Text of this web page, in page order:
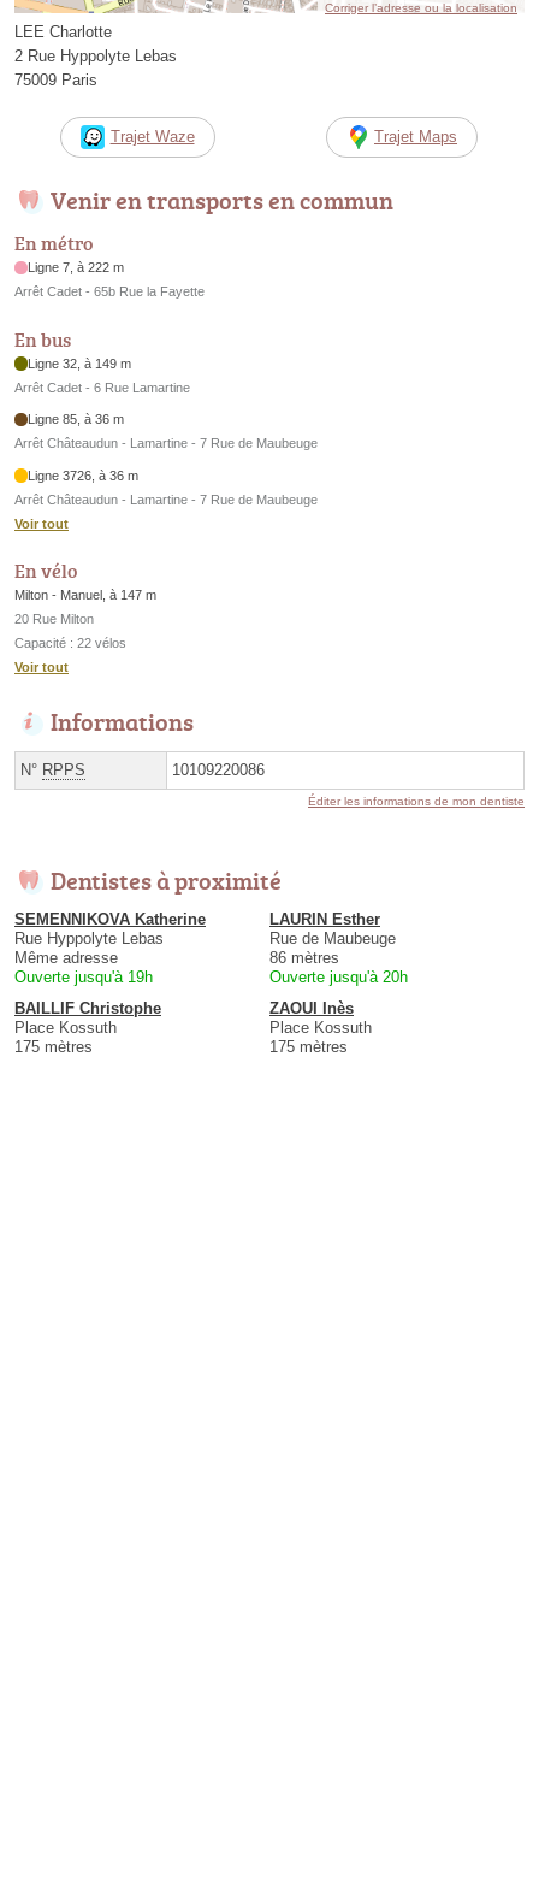
Corriger l’adresse ou la localisation
LEE Charlotte
2 Rue Hyppolyte Lebas
75009 Paris
Trajet Waze Trajet Maps
Venir en transports en commun
En métro
Ligne 7, à 222 m
Arrêt Cadet - 65b Rue la Fayette
En bus
Ligne 32, à 149 m
Arrêt Cadet - 6 Rue Lamartine
Ligne 85, à 36 m
Arrêt Châteaudun - Lamartine - 7 Rue de Maubeuge
Ligne 3726, à 36 m
Arrêt Châteaudun - Lamartine - 7 Rue de Maubeuge
Voir tout
En vélo
Milton - Manuel, à 147 m
20 Rue Milton
Capacité : 22 vélos
Voir tout
Informations
N° RPPS 10109220086
Éditer les informations de mon dentiste
Dentistes à proximité
SEMENNIKOVA Katherine
Rue Hyppolyte Lebas
Même adresse
Ouverte jusqu'à 19h
LAURIN Esther
Rue de Maubeuge
86 mètres
Ouverte jusqu'à 20h
BAILLIF Christophe
Place Kossuth
175 mètres
ZAOUI Inès
Place Kossuth
175 mètres